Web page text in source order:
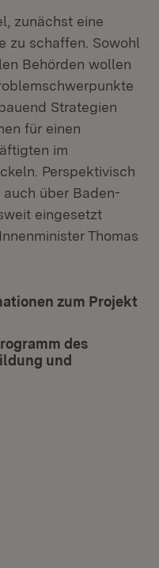
zunächst eine
zu schaffen. Sowohl
Behörden wollen
Strategien
für einen
im
Perspektivisch
über Baden-
eingesetzt
Thomas
zum Projekt
des
und